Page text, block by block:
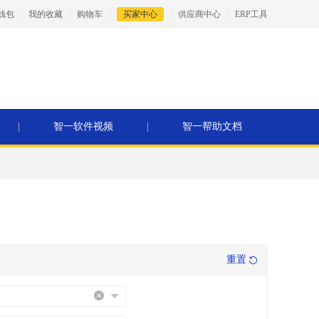
包 我的收藏 购物车 买家中心 供应商中心 ERP工具
智一软件视频 智一帮助文档
重置